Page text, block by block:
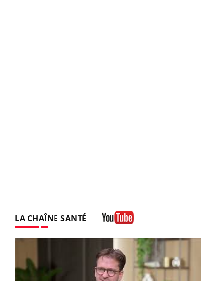
LA CHAÎNE SANTÉ